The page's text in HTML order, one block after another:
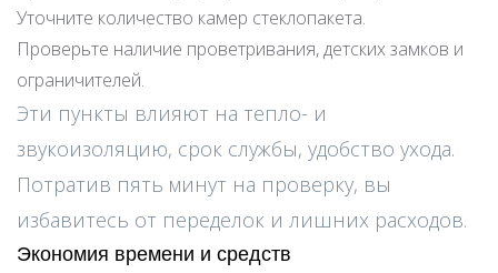
Уточните количество камер стеклопакета.
Проверьте наличие проветривания, детских замков и
ограничителей.
Эти пункты влияют на тепло- и
звукоизоляцию, срок службы, удобство ухода.
Потратив пять минут на проверку, вы
избавитесь от переделок и лишних расходов.
Экономия времени и средств